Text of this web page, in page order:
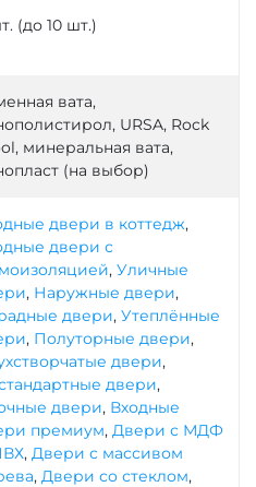
(до 10 шт.)
вата,
URSA, Rock
минеральная вата,
(на выбор)
двери в коттедж,
двери с
, Уличные
, Наружные двери,
двери, Утеплённые
, Полуторные двери,
двери,
двери,
двери, Входные
премиум, Двери с МДФ
, Двери с массивом
, Двери со стеклом,